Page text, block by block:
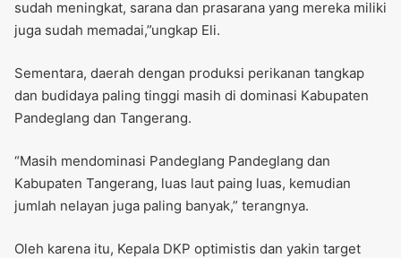
sudah meningkat, sarana dan prasarana yang mereka miliki
juga sudah memadai,”ungkap Eli.
Sementara, daerah dengan produksi perikanan tangkap
dan budidaya paling tinggi masih di dominasi Kabupaten
Pandeglang dan Tangerang.
“Masih mendominasi Pandeglang Pandeglang dan
Kabupaten Tangerang, luas laut paing luas, kemudian
jumlah nelayan juga paling banyak,” terangnya.
Oleh karena itu, Kepala DKP optimistis dan yakin target